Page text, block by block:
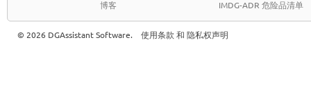
博客
IMDG-ADR 危险品清单
© 2026 DGAssistant Software. 使用条款 和 隐私权声明